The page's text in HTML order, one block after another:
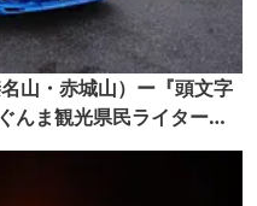
山・赤城山）ー『頭文字
んま観光県民ライター